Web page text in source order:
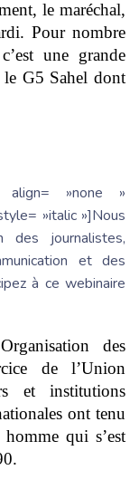
le maréchal,
Pour nombre
une grande
G5 Sahel dont
align= »none »
»italic »]Nous
des journalistes,
et des
à ce webinaire
des
de l’Union
et institutions
ont tenu
qui s’est